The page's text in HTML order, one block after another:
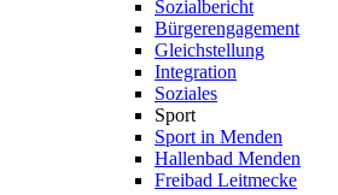
Sozialbericht
Bürgerengagement
Gleichstellung
Integration
Soziales
Sport
Sport in Menden
Hallenbad Menden
Freibad Leitmecke